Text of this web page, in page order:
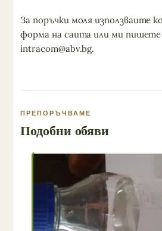
За поръчки моля използваите
форма на саита или ми пишете
intracom@abv.bg.
ПРЕПОРЪЧВАМЕ
Подобни обяви